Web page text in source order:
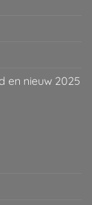
en nieuw 2025